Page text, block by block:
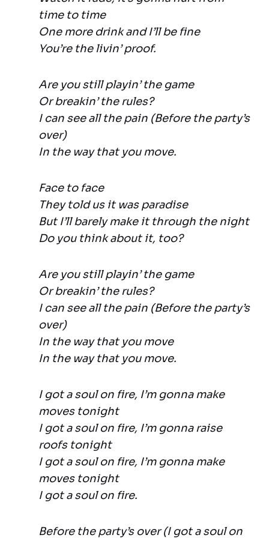
time to time
One more drink and I’ll be fine
You’re the livin’ proof.
Are you still playin’ the game
Or breakin’ the rules?
I can see all the pain (Before the party’s
over)
In the way that you move.
Face to face
They told us it was paradise
But I’ll barely make it through the night
Do you think about it, too?
Are you still playin’ the game
Or breakin’ the rules?
I can see all the pain (Before the party’s
over)
In the way that you move
In the way that you move.
I got a soul on fire, I’m gonna make
moves tonight
I got a soul on fire, I’m gonna raise
roofs tonight
I got a soul on fire, I’m gonna make
moves tonight
I got a soul on fire.
Before the party’s over (I got a soul on